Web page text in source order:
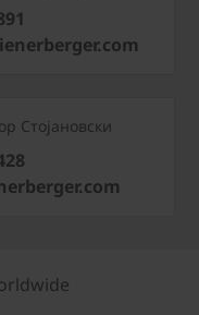
Стојановски